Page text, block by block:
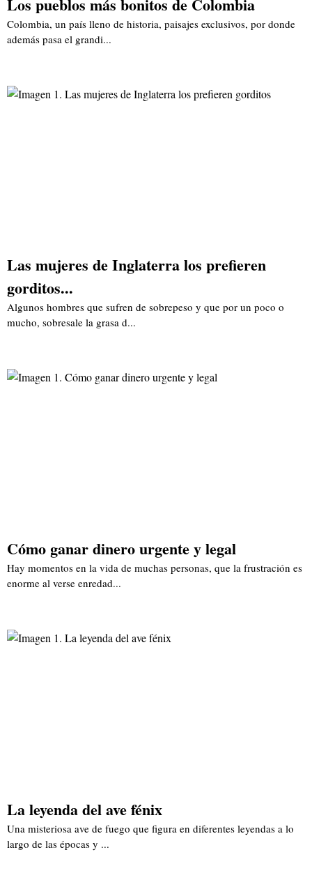
Colombia, un país lleno de historia, paisajes exclusivos, por donde
además pasa el grandi...
Las mujeres de Inglaterra los prefieren
gorditos...
Algunos hombres que sufren de sobrepeso y que por un poco o
mucho, sobresale la grasa d...
Cómo ganar dinero urgente y legal
Hay momentos en la vida de muchas personas, que la frustración es
enorme al verse enredad...
La leyenda del ave fénix
Una misteriosa ave de fuego que figura en diferentes leyendas a lo
largo de las épocas y ...